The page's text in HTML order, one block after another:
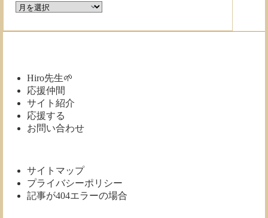
歴
保
Hiro先生🌱
応援仲間
サイト紹介
応援する
お問い合わせ
サイトマップ
プライバシーポリシー
記事が404エラーの場合